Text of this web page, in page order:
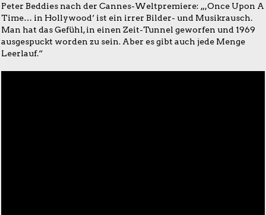
Peter Beddies nach der Cannes-Weltpremiere: „,Once Upon A
Time… in Hollywood‘ ist ein irrer Bilder- und Musikrausch.
Man hat das Gefühl, in einen Zeit-Tunnel geworfen und 1969
ausgespuckt worden zu sein. Aber es gibt auch jede Menge
Leerlauf.“